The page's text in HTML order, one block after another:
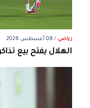
رياضي / 08 أغسطس 2026
الهلال يفتح بيع